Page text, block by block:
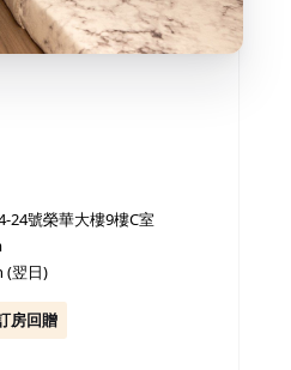
24號榮華大樓9樓C室
(翌日)
房回贈